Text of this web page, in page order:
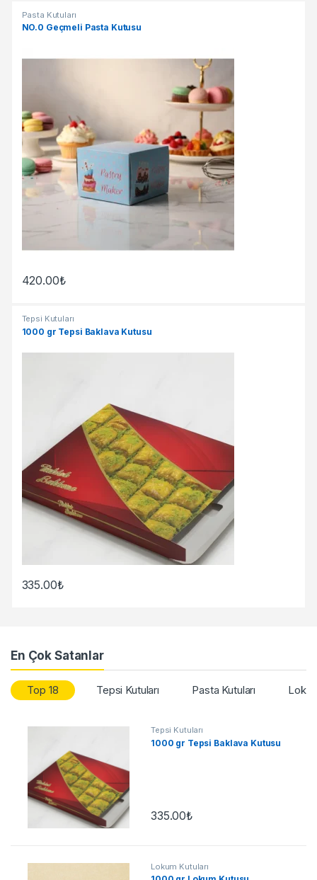
Pasta Kutuları
NO.0 Geçmeli Pasta Kutusu
420.00₺
Tepsi Kutuları
1000 gr Tepsi Baklava Kutusu
335.00₺
En Çok Satanlar
Top 18 Tepsi Kutuları Pasta Kutuları
Tepsi Kutuları
1000 gr Tepsi Baklava Kutusu
335.00₺
Lokum Kutuları